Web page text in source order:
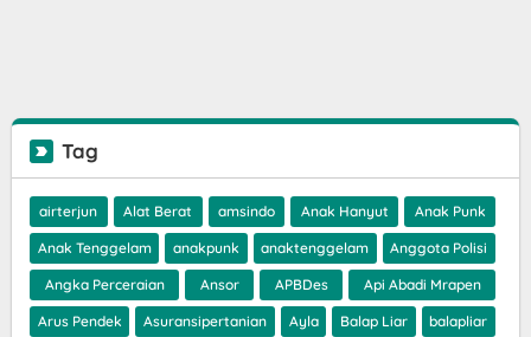
Tag
airterjun Alat Berat amsindo Anak Hanyut Anak Punk
Anak Tenggelam anakpunk anaktenggelam Anggota Polisi
Angka Perceraian Ansor APBDes Api Abadi Mrapen
Arus Pendek Asuransipertanian Ayla Balap Liar balapliar